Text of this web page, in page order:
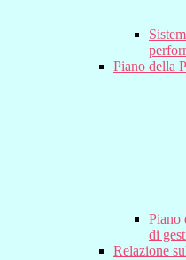
Piano della
Piano
di
Relazione